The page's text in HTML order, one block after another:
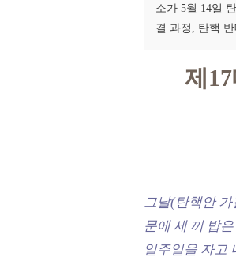
소가 5월 14일
결 과정, 탄핵
제
그날(탄핵안
문에 세 끼 밥
일주일을 자고